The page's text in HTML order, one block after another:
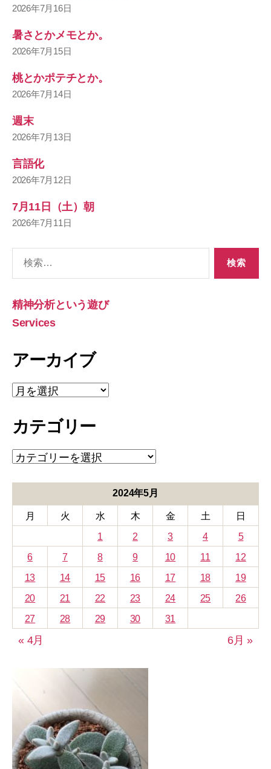
2026年7月16日
暑さとかメモとか。
2026年7月15日
桃とかポテチとか。
2026年7月14日
週末
2026年7月13日
言語化
2026年7月12日
7月11日（土）朝
2026年7月11日
象:
精神分析という遊び
Services
アーカイブ
ア
ー
イ
カテゴリー
カ
テ
ー
2024年5月
月 火 水 木 金 土
日
1
2 3 4
5
6
7 8 9 10 11
12
13
14 15 16 17 18
19
20
21 22 23 24 25
26
27
28 29 30 31
« 4月 6月 »